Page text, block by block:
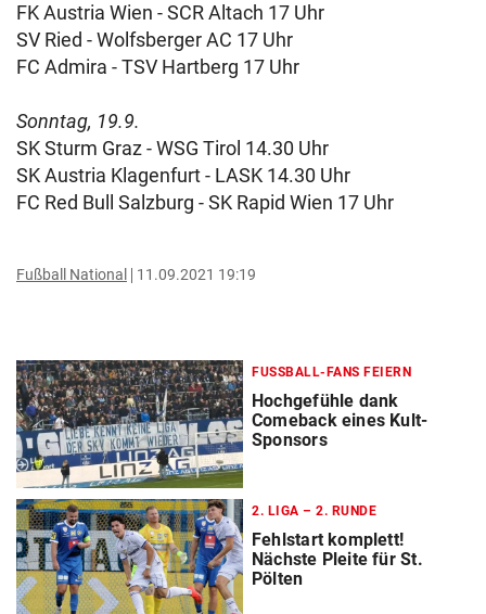
FK Austria Wien - SCR Altach 17 Uhr
SV Ried - Wolfsberger AC 17 Uhr
FC Admira - TSV Hartberg 17 Uhr
Sonntag, 19.9.
SK Sturm Graz - WSG Tirol 14.30 Uhr
SK Austria Klagenfurt - LASK 14.30 Uhr
FC Red Bull Salzburg - SK Rapid Wien 17 Uhr
Fußball National 11.09.2021 19:19
FUSSBALL-FANS FEIERN
Hochgefühle dank
Comeback eines Kult-
Sponsors
2. LIGA – 2. RUNDE
Fehlstart komplett!
Nächste Pleite für St.
Pölten